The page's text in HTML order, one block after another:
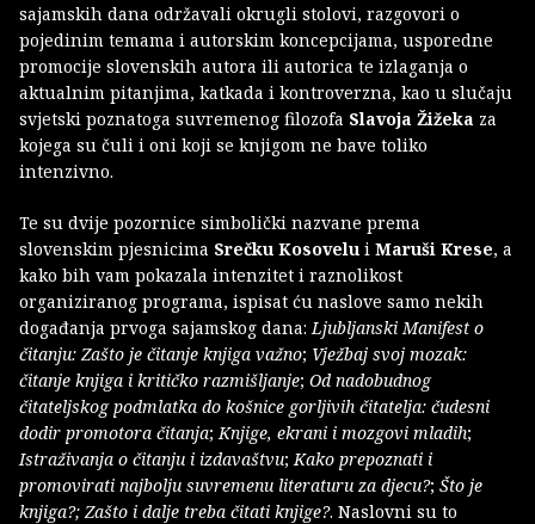
sajamskih dana održavali okrugli stolovi, razgovori o
pojedinim temama i autorskim koncepcijama, usporedne
promocije slovenskih autora ili autorica te izlaganja o
aktualnim pitanjima, katkada i kontroverzna, kao u slučaju
svjetski poznatoga suvremenog filozofa Slavoja Žižeka za
kojega su čuli i oni koji se knjigom ne bave toliko
intenzivno.
Te su dvije pozornice simbolički nazvane prema
slovenskim pjesnicima Srečku Kosovelu i Maruši Krese, a
kako bih vam pokazala intenzitet i raznolikost
organiziranog programa, ispisat ću naslove samo nekih
događanja prvoga sajamskog dana: Ljubljanski Manifest o
čitanju: Zašto je čitanje knjiga važno; Vježbaj svoj mozak:
čitanje knjiga i kritičko razmišljanje; Od nadobudnog
čitateljskog podmlatka do košnice gorljivih čitatelja: čudesni
dodir promotora čitanja; Knjige, ekrani i mozgovi mladih;
Istraživanja o čitanju i izdavaštvu; Kako prepoznati i
promovirati najbolju suvremenu literaturu za djecu?; Što je
knjiga?; Zašto i dalje treba čitati knjige?. Naslovni su to